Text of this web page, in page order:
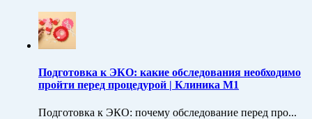
Подготовка к ЭКО: какие обследования необходимо
пройти перед процедурой | Клиника M1
Подготовка к ЭКО: почему обследование перед про...